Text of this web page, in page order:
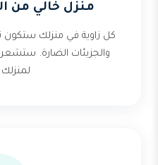
منزل خالي من
كل زاوية في منزلك ستكون
والجزيئات الضارة. ستشعر
لمنزلك